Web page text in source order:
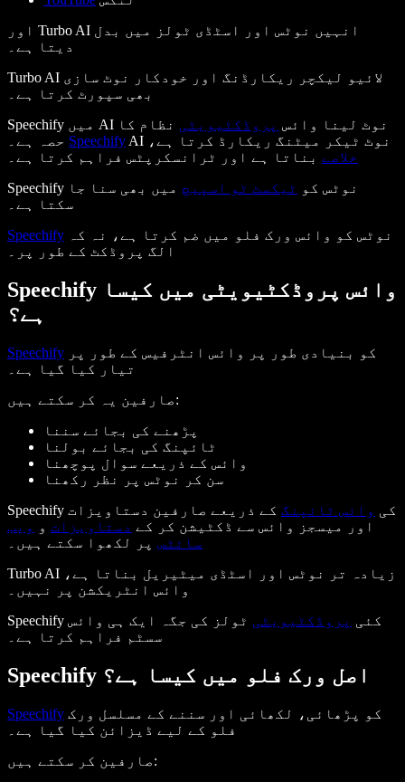
اور Turbo AI انہیں نوٹس اور اسٹڈی ٹولز میں بدل
دیتا ہے۔
Turbo AI لائیو لیکچر ریکارڈنگ اور خودکار نوٹ سازی
بھی سپورٹ کرتا ہے۔
Speechify میں AI نوٹ لینا وائس پروڈکٹیویٹی نظام کا
Speechify
AI نوٹ ٹیکر میٹنگ ریکارڈ کرتا ہے،
خلاصے بناتا ہے اور ٹرانسکرپٹس فراہم کرتا ہے۔
Speechify نوٹس کو ٹیکسٹ ٹو اسپیچ میں بھی سنا جا
سکتا ہے۔
Speechify
الگ پروڈکٹ کے طور پر۔
Speechify وائس پروڈکٹیویٹی میں کیسا
ہے؟
Speechify
تیار کیا گیا ہے۔
صارفین یہ کر سکتے ہیں:
پڑھنے کی بجائے سننا
ٹائپنگ کی بجائے بولنا
وائس کے ذریعے سوال پوچھنا
سن کر نوٹس پر نظر رکھنا
Speechify کی وائس ٹائپنگ کے ذریعے صارفین دستاویزات
اور میسجز وائس سے ڈکٹیشن کر کے دستاویزات و ویب
سائٹس پر لکھوا سکتے ہیں۔
Turbo AI زیادہ تر نوٹس اور اسٹڈی میٹیریل بناتا ہے،
وائس انٹریکشن پر نہیں۔
Speechify کئی پروڈکٹیویٹی ٹولز کی جگہ ایک ہی وائس
سسٹم فراہم کرتا ہے۔
Speechify اصل ورک فلو میں کیسا ہے؟
Speechify
فلو کے لیے ڈیزائن کیا گیا ہے۔
صارفین کر سکتے ہیں: